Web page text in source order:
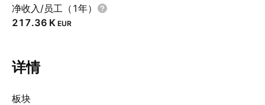
净收入/员工（1年）
‪217.36 K‬ EUR
详情
板块